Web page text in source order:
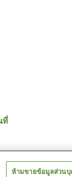
ที่
ห้ามขายข้อมูลส่วน